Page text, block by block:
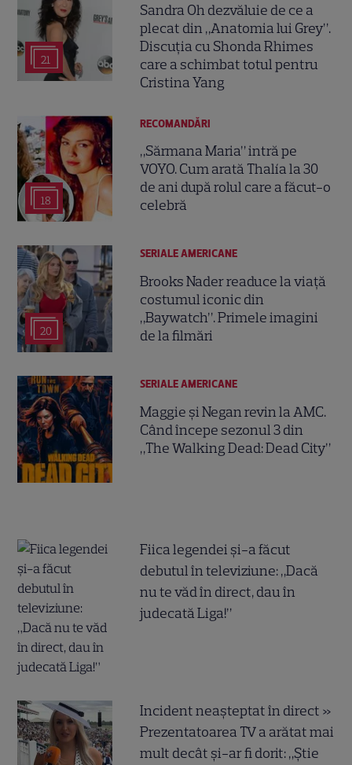
21
Sandra Oh dezvăluie de ce a
plecat din „Anatomia lui Grey”.
Discuția cu Shonda Rhimes
care a schimbat totul pentru
Cristina Yang
18
RECOMANDĂRI
„Sărmana Maria” intră pe
VOYO. Cum arată Thalía la 30
de ani după rolul care a făcut-o
celebră
20
SERIALE AMERICANE
Brooks Nader readuce la viață
costumul iconic din
„Baywatch”. Primele imagini
de la filmări
SERIALE AMERICANE
Maggie și Negan revin la AMC.
Când începe sezonul 3 din
„The Walking Dead: Dead City”
Fiica legendei și-a făcut
debutul în televiziune: „Dacă
nu te văd în direct, dau în
judecată Liga!”
Incident neașteptat în direct »
Prezentatoarea TV a arătat mai
mult decât și-ar fi dorit: „Știe